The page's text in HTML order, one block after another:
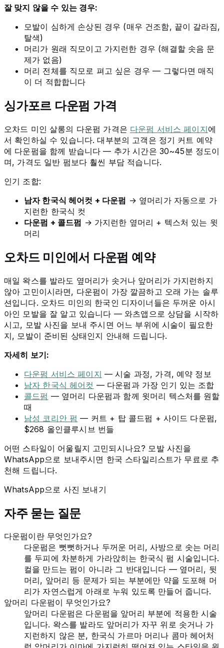
잘 맞지 않을 수 있는 경우:
모발이 심하게 손상된 경우 (매우 건조함, 끝이 갈라짐,
탈색)
머리가 원래 직모이고 가지런한 경우 (해결할 솟음 문
제가 없음)
머리 전체를 직모로 펴고 싶은 경우 — 그렇다면 매직
이 더 적합합니다
싱가포르 다운펌 가격
오차드 미인 살롱의 다운펌 가격은 다운펌 서비스 페이지에
서 확인하실 수 있습니다. 대부분의 고객은 정기 커트 예약
에 다운펌을 함께 받습니다 — 추가 시간은 30~45분 정도이
며, 가격도 일반 펌보다 훨씬 부담 적습니다.
인기 조합:
남자 한국식 헤어컷 + 다운펌 → 옆머리가 자동으로 가
지런한 한국식 컷
다운펌 + 콜드펌 → 가지런한 옆머리 + 텍스처 있는 윗
머리
오차드 미인에서 다운펌 예약
매일 왁스를 발라도 옆머리가 솟거나 앞머리가 가지런하지
않아 고민이시라면, 다운펌이 가장 깔끔하고 오래 가는 솔루
션입니다. 오차드 미인의 한국인 디자이너들은 두꺼운 아시
아인 모발을 잘 알고 있습니다 — 와츠앱으로 상담을 시작하
시고, 모발 사진을 보내 주시면 어느 부위에 시술이 필요한
지, 모발이 준비된 상태인지 안내해 드립니다.
자세히 보기:
다운펌 서비스 페이지 — 시술 과정, 가격, 예약 정보
남자 한국식 헤어컷 — 다운펌과 가장 인기 있는 조합
콜드펌 — 옆머리 다운펌과 함께 윗머리 텍스처를 원할
때
남성 코리안 펌 — 커트 + 탑 콜드펌 + 사이드 다운펌,
$268 올인클루시브 번들
어떤 스타일이 어울릴지 고민되시나요? 모발 사진을
WhatsApp으로 보내주시면 한국 스타일리스트가 무료로 추
천해 드립니다.
WhatsApp으로 사진 보내기
자주 묻는 질문
다운펌이란 무엇인가요?
다운펌은 뻣뻣하거나 두꺼운 머리, 사방으로 솟는 머리
를 두피에 차분하게 가라앉히는 한국식 펌 시술입니다.
컬을 만드는 펌이 아니라 그 반대입니다 — 옆머리, 뒷
머리, 앞머리 등 문제가 되는 부분에만 약을 도포해 머
리가 자연스럽게 아래로 누워 있도록 만들어 줍니다.
앞머리 다운펌이 무엇인가요?
앞머리 다운펌은 다운펌을 앞머리 부분에 적용한 시술
입니다. 왁스를 발라도 앞머리가 자꾸 위로 솟거나 가
지런하지 않은 분, 한국식 가르마 머리나 콤마 헤어처